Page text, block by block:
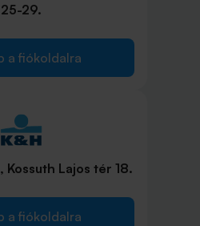
25-29.
a fiókoldalra
Kossuth Lajos tér 18.
a fiókoldalra